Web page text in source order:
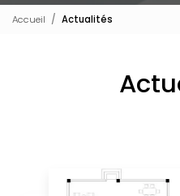
Accueil Actualités